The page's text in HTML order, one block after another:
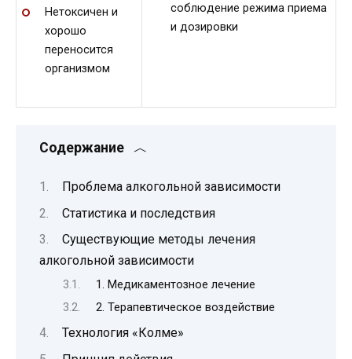
Нетоксичен и
хорошо
переносится
организмом
соблюдение режима приема
и дозировки
Содержание
Проблема алкогольной зависимости
Статистика и последствия
Существующие методы лечения
алкогольной зависимости
1. Медикаментозное лечение
2. Терапевтическое воздействие
Технология «Колме»